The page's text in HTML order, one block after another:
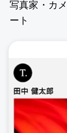
写真家・カ
ート